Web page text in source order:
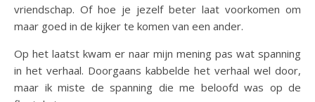
vriendschap. Of hoe je jezelf beter laat voorkomen om
maar goed in de kijker te komen van een ander.
Op het laatst kwam er naar mijn mening pas wat spanning
in het verhaal. Doorgaans kabbelde het verhaal wel door,
maar ik miste de spanning die me beloofd was op de